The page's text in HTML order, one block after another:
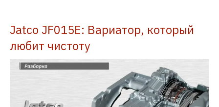
Jatco JF015E: Вариатор, который
любит чистоту